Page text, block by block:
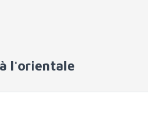
l'orientale